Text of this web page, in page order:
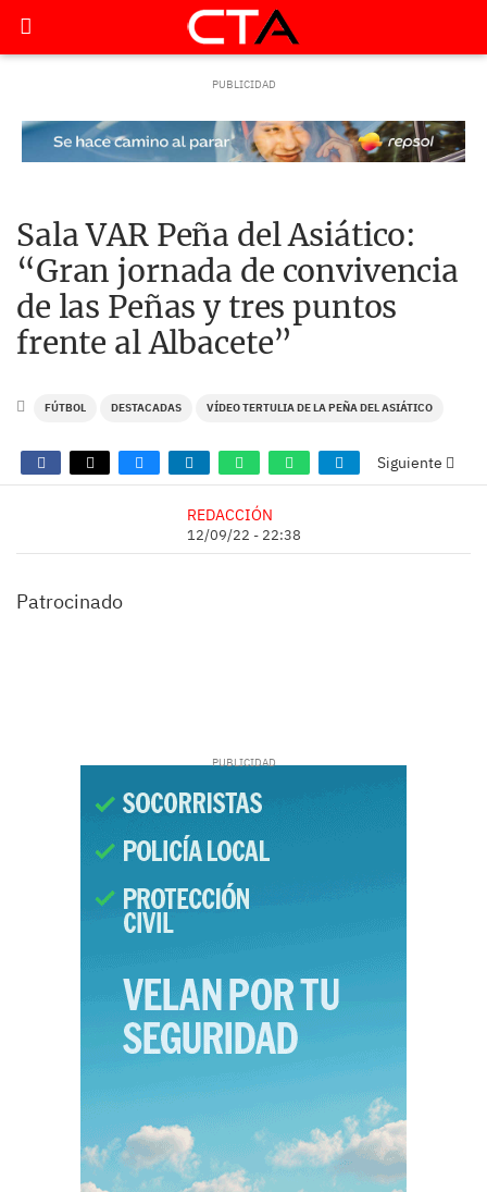
Sala VAR Peña del Asiático:
“Gran jornada de convivencia
de las Peñas y tres puntos
frente al Albacete”
FÚTBOL DESTACADAS VÍDEO TERTULIA DE LA PEÑA DEL ASIÁTICO
Siguiente
REDACCIÓN
12/09/22 - 22:38
Patrocinado